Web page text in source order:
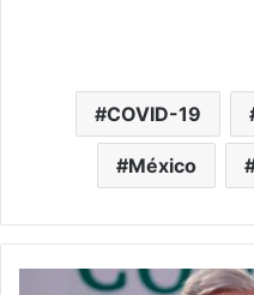
COVID-19
México